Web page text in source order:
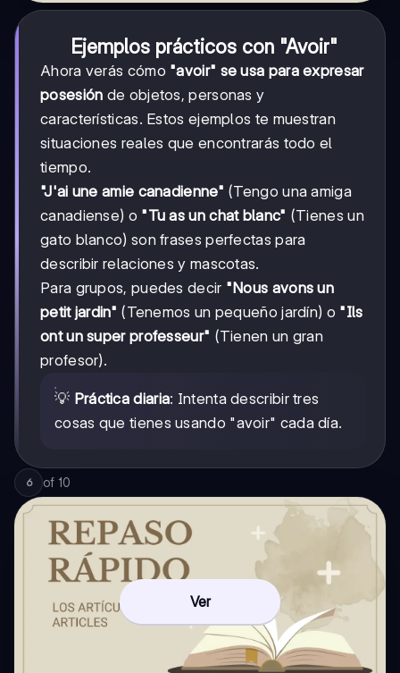
Ejemplos prácticos con "Avoir"
Ahora verás cómo "avoir" se usa para expresar
posesión de objetos, personas y
características. Estos ejemplos te muestran
situaciones reales que encontrarás todo el
tiempo.
"J'ai une amie canadienne" (Tengo una amiga
canadiense) o "Tu as un chat blanc" (Tienes un
gato blanco) son frases perfectas para
describir relaciones y mascotas.
Para grupos, puedes decir "Nous avons un
petit jardin" (Tenemos un pequeño jardín) o "Ils
ont un super professeur" (Tienen un gran
profesor).
💡 Práctica diaria: Intenta describir tres
cosas que tienes usando "avoir" cada día.
6 of 10
Ver